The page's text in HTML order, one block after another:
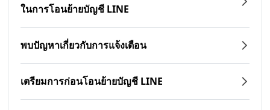
ในการโอนย้ายบัญชี LINE
พบปัญหาเกี่ยวกับการแจ้งเตือน
เตรียมการก่อนโอนย้ายบัญชี LINE